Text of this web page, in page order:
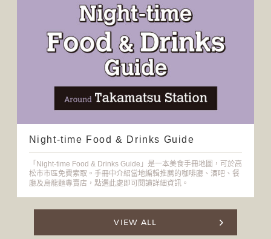
Night-time Food & Drinks Guide
「Night-time Food & Drinks Guide」是一本美食手冊地圖，可於高
松市市區免費索取。手冊中介紹當地編輯推薦的咖啡廳、酒吧、餐
廳及烏龍麵專賣店，點選此處即可閱讀詳細資訊。
VIEW ALL